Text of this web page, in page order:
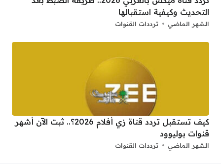
التحديث وكيفية استقبالها
الشهر الماضي ترددات القنوات
كيف تستقبل تردد قناة زي أفلام 2026؟.. ثبت الآن أشهر
قنوات بوليوود
الشهر الماضي ترددات القنوات